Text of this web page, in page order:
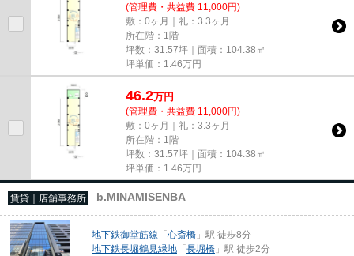
(管理費・共益費 11,000円)
敷：0ヶ月｜礼：3.3ヶ月
所在階：1階
坪数：31.57坪｜面積：104.38㎡
坪単価： 1.46万円
46.2万円
(管理費・共益費 11,000円)
敷：0ヶ月｜礼：3.3ヶ月
所在階：1階
坪数：31.57坪｜面積：104.38㎡
坪単価： 1.46万円
賃貸｜店舗事務所 b.MINAMISENBA
地下鉄御堂筋線 「心斎橋 」駅 徒歩8分
地下鉄長堀鶴見緑地 「長堀橋 」駅 徒歩2分